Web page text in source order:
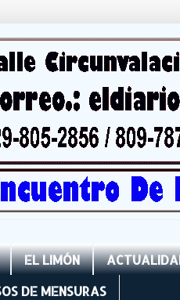
EL LIMÓN
DE MENSURAS